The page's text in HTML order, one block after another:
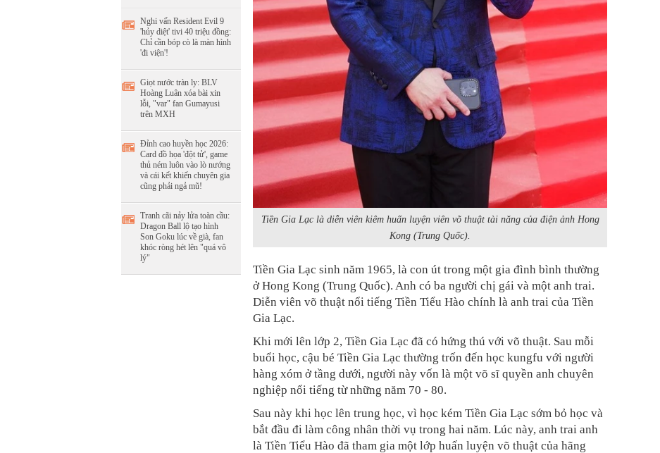
Nghi vấn Resident Evil 9
'hủy diệt' tivi 40 triệu đồng:
Chỉ cần bóp cò là màn hình
'đi viện'!
Giọt nước tràn ly: BLV
Hoàng Luân xóa bài xin
lỗi, "var" fan Gumayusi
trên MXH
Đỉnh cao huyền học 2026:
Card đồ họa 'đột tử', game
thủ ném luôn vào lò nướng
và cái kết khiến chuyên gia
cũng phải ngả mũ!
Tranh cãi nảy lửa toàn cầu:
Dragon Ball lộ tạo hình
Son Goku lúc về già, fan
khóc ròng hét lên "quá vô
lý"
Tiền Gia Lạc là diễn viên kiêm huấn luyện viên võ thuật tài năng của điện ảnh Hong
Kong (Trung Quốc).
Tiền Gia Lạc sinh năm 1965, là con út trong một gia đình bình thường
ở Hong Kong (Trung Quốc). Anh có ba người chị gái và một anh trai.
Diễn viên võ thuật nổi tiếng Tiền Tiểu Hào chính là anh trai của Tiền
Gia Lạc.
Khi mới lên lớp 2, Tiền Gia Lạc đã có hứng thú với võ thuật. Sau mỗi
buổi học, cậu bé Tiền Gia Lạc thường trốn đến học kungfu với người
hàng xóm ở tầng dưới, người này vốn là một võ sĩ quyền anh chuyên
nghiệp nổi tiếng từ những năm 70 - 80.
Sau này khi học lên trung học, vì học kém Tiền Gia Lạc sớm bỏ học và
bắt đầu đi làm công nhân thời vụ trong hai năm. Lúc này, anh trai anh
là Tiền Tiểu Hào đã tham gia một lớp huấn luyện võ thuật của hãng